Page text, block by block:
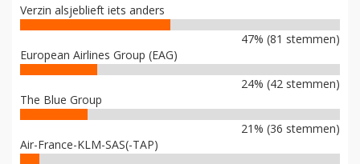
Verzin alsjeblieft iets anders
47% (81 stemmen)
European Airlines Group (EAG)
24% (42 stemmen)
The Blue Group
21% (36 stemmen)
Air-France-KLM-SAS(-TAP)